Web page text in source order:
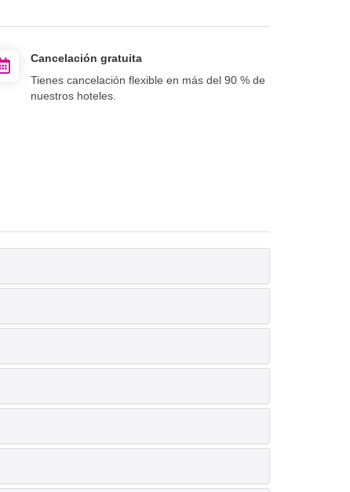
Cancelación gratuita
Tienes cancelación flexible en más del 90 % de
nuestros hoteles.